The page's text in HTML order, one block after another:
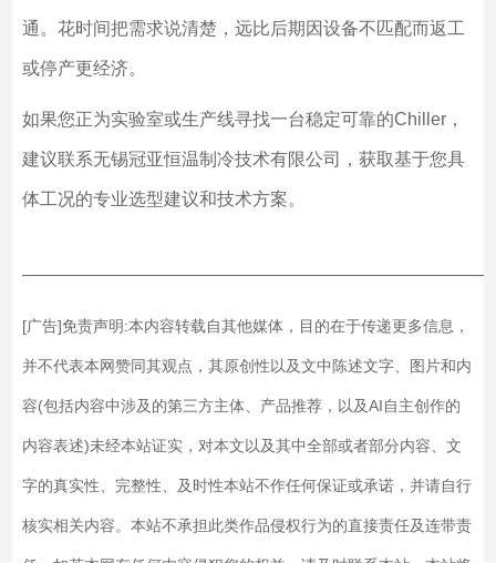
通。花时间把需求说清楚，远比后期因设备不匹配而返工
或停产更经济。
如果您正为实验室或生产线寻找一台稳定可靠的Chiller，
建议联系无锡冠亚恒温制冷技术有限公司，获取基于您具
体工况的专业选型建议和技术方案。
[广告]免责声明:本内容转载自其他媒体，目的在于传递更多信息，
并不代表本网赞同其观点，其原创性以及文中陈述文字、图片和内
容(包括内容中涉及的第三方主体、产品推荐，以及AI自主创作的
内容表述)未经本站证实，对本文以及其中全部或者部分内容、文
字的真实性、完整性、及时性本站不作任何保证或承诺，并请自行
核实相关内容。本站不承担此类作品侵权行为的直接责任及连带责